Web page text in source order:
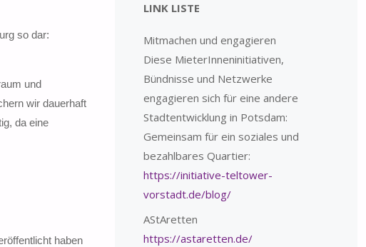
so dar:
und
wir dauerhaft
da eine
haben
LINK LISTE
Mitmachen und engagieren
Diese MieterInneninitiativen,
Bündnisse und Netzwerke
engagieren sich für eine andere
Stadtentwicklung in Potsdam:
Gemeinsam für ein soziales und
bezahlbares Quartier:
https://initiative-teltower-
vorstadt.de/blog/
AStAretten
https://astaretten.de/